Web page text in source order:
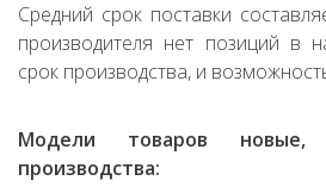
Средний срок поставки
производителя нет позиций в
срок производства, и
Модели товаров
производства: